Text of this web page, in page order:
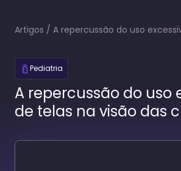
Artigos / A repercussão do uso
Pediatria
A repercussão do uso
de telas na visão das